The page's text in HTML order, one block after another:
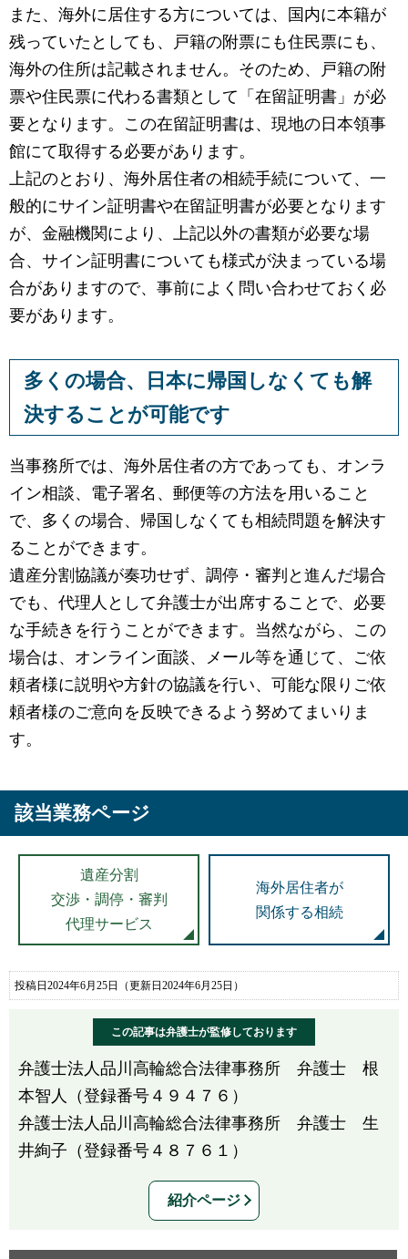
また、海外に居住する方については、国内に本籍が
残っていたとしても、戸籍の附票にも住民票にも、
海外の住所は記載されません。そのため、戸籍の附
票や住民票に代わる書類として「在留証明書」が必
要となります。この在留証明書は、現地の日本領事
館にて取得する必要があります。
上記のとおり、海外居住者の相続手続について、一
般的にサイン証明書や在留証明書が必要となります
が、金融機関により、上記以外の書類が必要な場
合、サイン証明書についても様式が決まっている場
合がありますので、事前によく問い合わせておく必
要があります。
多くの場合、日本に帰国しなくても解
決することが可能です
当事務所では、海外居住者の方であっても、オンラ
イン相談、電子署名、郵便等の方法を用いること
で、多くの場合、帰国しなくても相続問題を解決す
ることができます。
遺産分割協議が奏功せず、調停・審判と進んだ場合
でも、代理人として弁護士が出席することで、必要
な手続きを行うことができます。当然ながら、この
場合は、オンライン面談、メール等を通じて、ご依
頼者様に説明や方針の協議を行い、可能な限りご依
頼者様のご意向を反映できるよう努めてまいりま
す。
該当業務ページ
遺産分割
交渉・調停・審判
代理サービス
海外居住者が
関係する相続
投稿日2024年6月25日 （更新日2024年6月25日）
この記事は弁護士が監修しております
弁護士法人品川高輪総合法律事務所 弁護士 根
本智人（登録番号４９４７６）
弁護士法人品川高輪総合法律事務所 弁護士 生
井絢子（登録番号４８７６１）
紹介ページ